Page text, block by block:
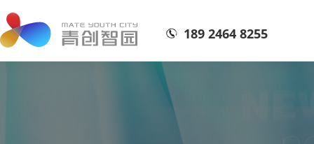
189 2464 8255